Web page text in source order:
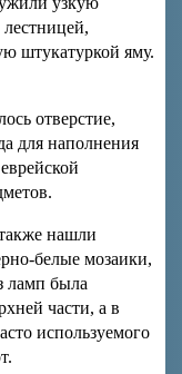
штукатуркой яму.
отверстие,
для наполнения
нашли
белые мозаики,
ламп была
части, а в
используемого